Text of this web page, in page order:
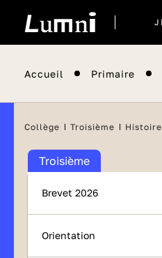
Accueil Primaire
Collège Troisième Histoire
Troisième
Brevet 2026
Orientation